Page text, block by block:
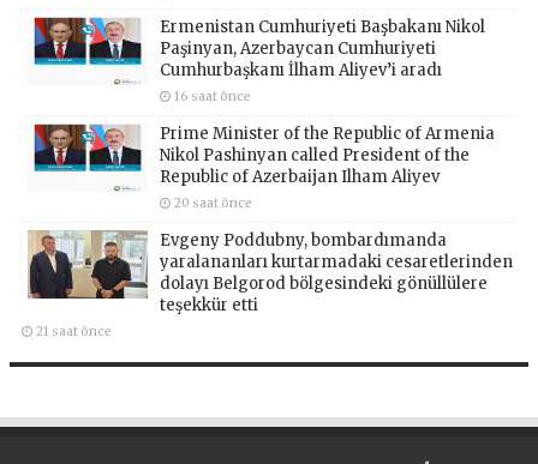
Ermenistan Cumhuriyeti Başbakanı Nikol
Paşinyan, Azerbaycan Cumhuriyeti
Cumhurbaşkanı İlham Aliyev’i aradı
16 saat önce
Prime Minister of the Republic of Armenia
Nikol Pashinyan called President of the
Republic of Azerbaijan Ilham Aliyev
20 saat önce
Evgeny Poddubny, bombardımanda
yaralananları kurtarmadaki cesaretlerinden
dolayı Belgorod bölgesindeki gönüllülere
teşekkür etti
21 saat önce